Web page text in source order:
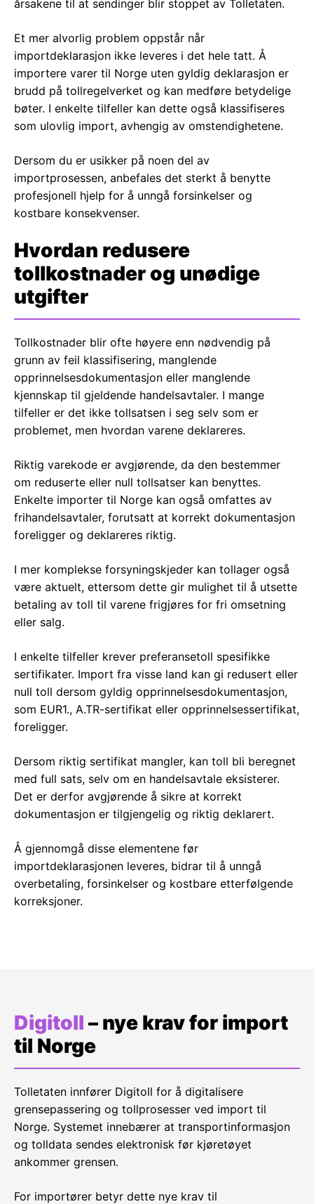
årsakene til at sendinger blir stoppet av Tolletaten.
Et mer alvorlig problem oppstår når
importdeklarasjon ikke leveres i det hele tatt. Å
importere varer til Norge uten gyldig deklarasjon er
brudd på tollregelverket og kan medføre betydelige
bøter. I enkelte tilfeller kan dette også klassifiseres
som ulovlig import, avhengig av omstendighetene.
Dersom du er usikker på noen del av
importprosessen, anbefales det sterkt å benytte
profesjonell hjelp for å unngå forsinkelser og
kostbare konsekvenser.
Hvordan redusere
tollkostnader og unødige
utgifter
Tollkostnader blir ofte høyere enn nødvendig på
grunn av feil klassifisering, manglende
opprinnelsesdokumentasjon eller manglende
kjennskap til gjeldende handelsavtaler. I mange
tilfeller er det ikke tollsatsen i seg selv som er
problemet, men hvordan varene deklareres.
Riktig varekode er avgjørende, da den bestemmer
om reduserte eller null tollsatser kan benyttes.
Enkelte importer til Norge kan også omfattes av
frihandelsavtaler, forutsatt at korrekt dokumentasjon
foreligger og deklareres riktig.
I mer komplekse forsyningskjeder kan tollager også
være aktuelt, ettersom dette gir mulighet til å utsette
betaling av toll til varene frigjøres for fri omsetning
eller salg.
I enkelte tilfeller krever preferansetoll spesifikke
sertifikater. Import fra visse land kan gi redusert eller
null toll dersom gyldig opprinnelsesdokumentasjon,
som EUR1., A.TR-sertifikat eller opprinnelsessertifikat,
foreligger.
Dersom riktig sertifikat mangler, kan toll bli beregnet
med full sats, selv om en handelsavtale eksisterer.
Det er derfor avgjørende å sikre at korrekt
dokumentasjon er tilgjengelig og riktig deklarert.
Å gjennomgå disse elementene før
importdeklarasjonen leveres, bidrar til å unngå
overbetaling, forsinkelser og kostbare etterfølgende
korreksjoner.
Digitoll – nye krav for import
til Norge
Tolletaten innfører Digitoll for å digitalisere
grensepassering og tollprosesser ved import til
Norge. Systemet innebærer at transportinformasjon
og tolldata sendes elektronisk før kjøretøyet
ankommer grensen.
For importører betyr dette nye krav til